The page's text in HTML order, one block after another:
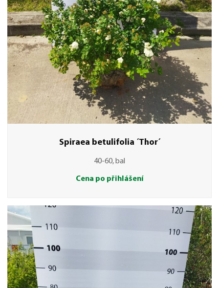
Spiraea betulifolia ´Thor´
40-60, bal
Cena po přihlášení